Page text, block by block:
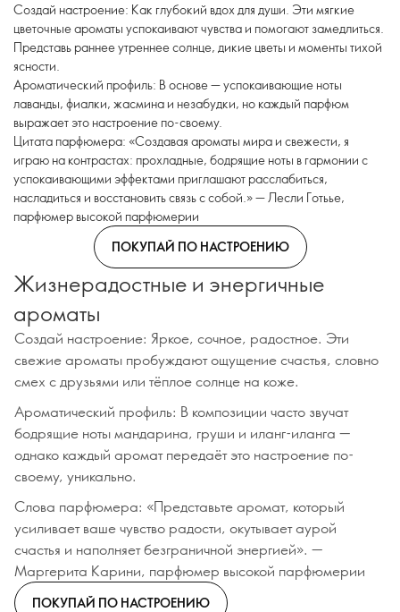
Создай настроение: Как глубокий вдох для души. Эти мягкие
цветочные ароматы успокаивают чувства и помогают замедлиться.
Представь раннее утреннее солнце, дикие цветы и моменты тихой
ясности.
Ароматический профиль: В основе — успокаивающие ноты
лаванды, фиалки, жасмина и незабудки, но каждый парфюм
выражает это настроение по-своему.
Цитата парфюмера: «Создавая ароматы мира и свежести, я
играю на контрастах: прохладные, бодрящие ноты в гармонии с
успокаивающими эффектами приглашают расслабиться,
насладиться и восстановить связь с собой.» — Лесли Готьье,
парфюмер высокой парфюмерии
ПОКУПАЙ ПО НАСТРОЕНИЮ
Жизнерадостные и энергичные
ароматы
Создай настроение: Яркое, сочное, радостное. Эти
свежие ароматы пробуждают ощущение счастья, словно
смех с друзьями или тёплое солнце на коже.
Ароматический профиль: В композиции часто звучат
бодрящие ноты мандарина, груши и иланг-иланга —
однако каждый аромат передаёт это настроение по-
своему, уникально.
Слова парфюмера: «Представьте аромат, который
усиливает ваше чувство радости, окутывает аурой
счастья и наполняет безграничной энергией». —
Маргерита Карини, парфюмер высокой парфюмерии
ПОКУПАЙ ПО НАСТРОЕНИЮ